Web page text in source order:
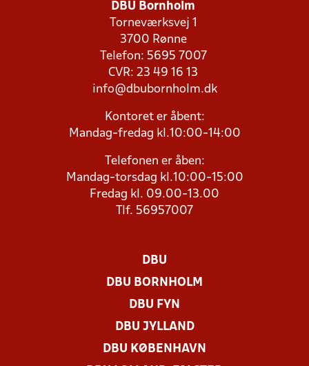
DBU Bornholm
Torneværksvej 1
3700 Rønne
Telefon: 5695 7007
CVR: 23 49 16 13
info@dbubornholm.dk
Kontoret er åbent:
Mandag-fredag kl.10:00-14:00
Telefonen er åben:
Mandag-torsdag kl.10:00-15:00
Fredag kl. 09.00-13.00
Tlf. 56957007
DBU
DBU BORNHOLM
DBU FYN
DBU JYLLAND
DBU KØBENHAVN